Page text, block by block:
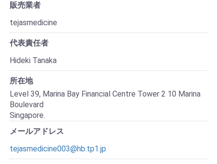
販売業者
tejasmedicine
代表責任者
Hideki Tanaka
所在地
Level 39, Marina Bay Financial Centre Tower 2 10 Marina
Boulevard
Singapore.
メールアドレス
tejasmedicine003@hb.tp1.jp